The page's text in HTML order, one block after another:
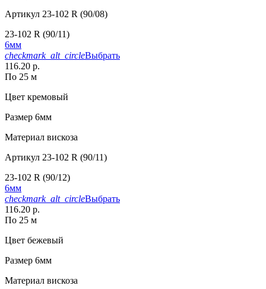
Артикул 23-102 R (90/08)
23-102 R (90/11)
6мм
checkmark_alt_circleВыбрать
116.20 р.
По 25 м
Цвет кремовый
Размер 6мм
Материал вискоза
Артикул 23-102 R (90/11)
23-102 R (90/12)
6мм
checkmark_alt_circleВыбрать
116.20 р.
По 25 м
Цвет бежевый
Размер 6мм
Материал вискоза